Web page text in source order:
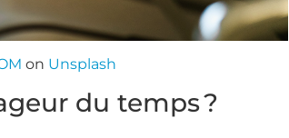
on Unsplash
du temps ?